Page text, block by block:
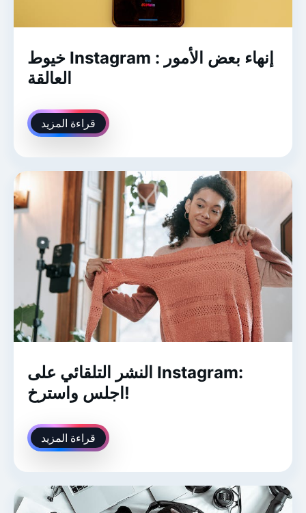
خيوط Instagram : إنهاء بعض الأمور
العالقة
قراءة المزيد
النشر التلقائي على Instagram:
اجلس واسترخ!
قراءة المزيد